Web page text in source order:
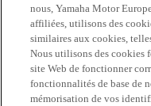
nous, Yamaha Motor
affiliées, utilisons des
similaires aux cookies,
Nous utilisons des cookies
site Web de fonctionner
fonctionnalités de base de
mémorisation de vos